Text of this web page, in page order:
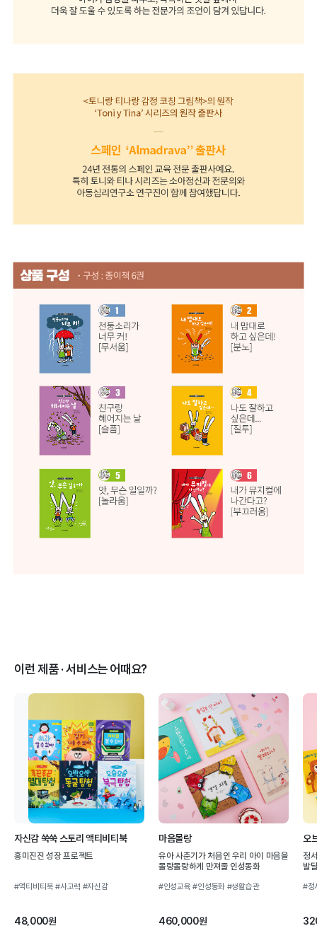
이런 제품 · 서비스는 어때요?
자신감 쑥쑥 스토리 액티비티북
흥미진진 성장 프로젝트
#액티비티북 #사고력 #자신감
48,000원
마음몰랑
유아 사춘기가 처음인 우리 아이 마음을
몰랑몰랑하게 만져줄 인성동화
#인성교육 #인성동화 #생활습관
460,000원
오
정
발
#정